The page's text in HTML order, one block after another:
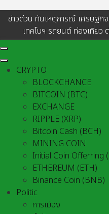
ข่าวด่วน ทันเหตุการณ์ เศรษฐกิ
เทคโนฯ รถยนต์ ท่องเที่ยว
CRYPTO
BLOCKCHANCE
BITCOIN (BTC)
EXCHANGE
RIPPLE (XRP)
Bitcoin Cash (BCH)
MINING COIN
Initial Coin Offerring
ETHEREUM (ETH)
Binance Coin (BNB)
Politic
การเมือง